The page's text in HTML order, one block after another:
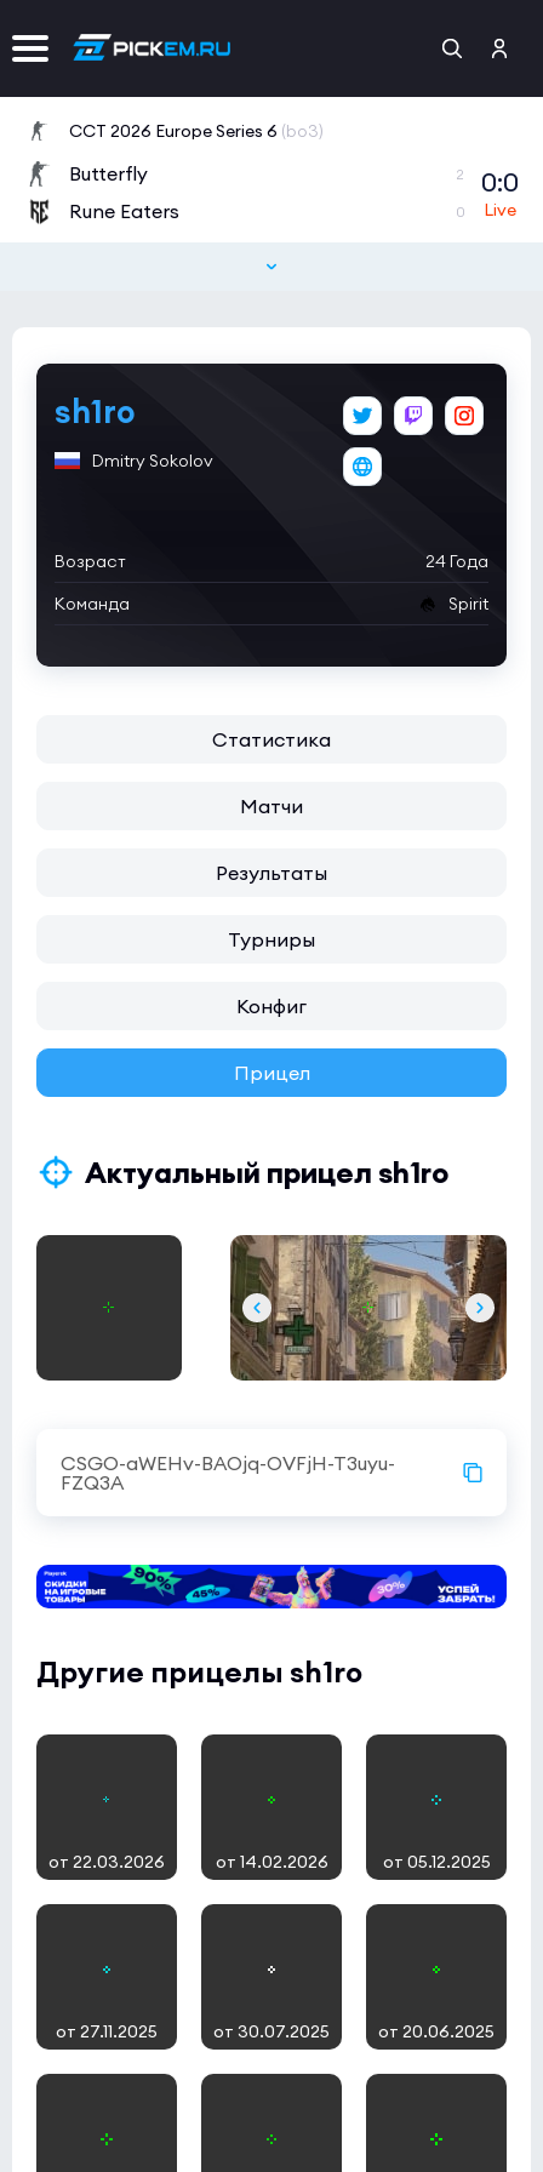
CCT 2026 Europe Series 6 (bo3)
Butterfly 2
Rune Eaters 0
0:0
sh1ro
Dmitry Sokolov
Возраст
24 Года
Команда
Spirit
Статистика
Матчи
Результаты
Турниры
Конфиг
Прицел
Актуальный прицел sh1ro
CSGO-aWEHv-BAOjq-OVFjH-T3uyu-
FZQ3A
Другие прицелы sh1ro
от 22.03.2026 от 14.02.2026 от 05.12.2025
от 27.11.2025 от 30.07.2025 от 20.06.2025